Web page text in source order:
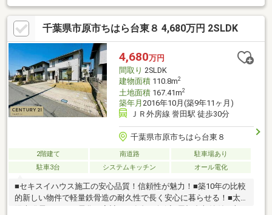
徒歩7分以内♪公園も近隣に多数あり子育て環境◎♪■公営水道・本
下水・都市ガス～ご成約時、プレゼントキャンペーン実施中！！
～
千葉県市原市ちはら台東８ 4,680万円 2SLDK
4,680万円
間取り 2SLDK
建物面積110.8m2
土地面積167.41m2
築年月 2016年10月(築9年11ヶ月)
ＪＲ外房線 誉田駅 徒歩30分
千葉県市原市ちはら台東８
2階建て 南道路
駐車場あり
駐車3台
システムキッチン オール電化
■セキスイハウス施工の安心品質！信頼性が魅力！■築10年の比較
的新しい物件で軽量鉄骨造の耐久性で長く安心に暮らせる！■太